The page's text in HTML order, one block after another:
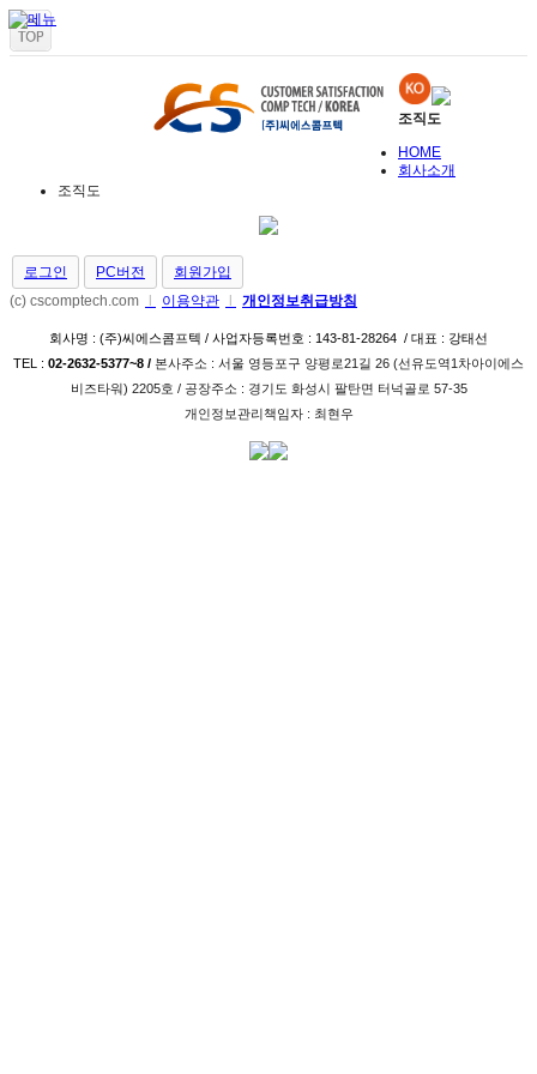
조직도
HOME
회사소개
조직도
로그인 PC버전
회원가입
(c) cscomptech.com
이용약관 개인정보취급방침
회사명 : (주)씨에스콤프텍 / 사업자등록번호 : 143-81-28264 / 대표 : 강태선
TEL : 02-2632-5377~8 / 본사주소 : 서울 영등포구 양평로21길 26­ (선유도역1차아이에스
비즈타워) 2205호 / 공장주소 : 경기도 화성시 팔탄면 터넉골로 57-35
개인정보관리책임자 : 최현우